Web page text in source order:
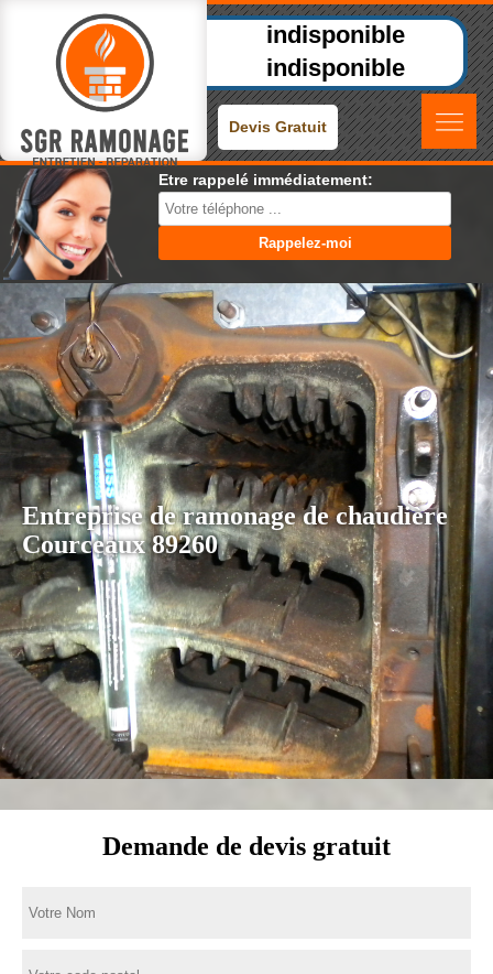
indisponible
indisponible
Devis Gratuit
Etre rappelé immédiatement:
Entreprise de ramonage de chaudière
Courceaux 89260
Demande de devis gratuit